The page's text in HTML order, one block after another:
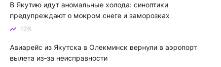
В Якутию идут аномальные холода: синоптики
предупреждают о мокром снеге и заморозках
126
Авиарейс из Якутска в Олекминск вернули в аэропорт
вылета из-за неисправности